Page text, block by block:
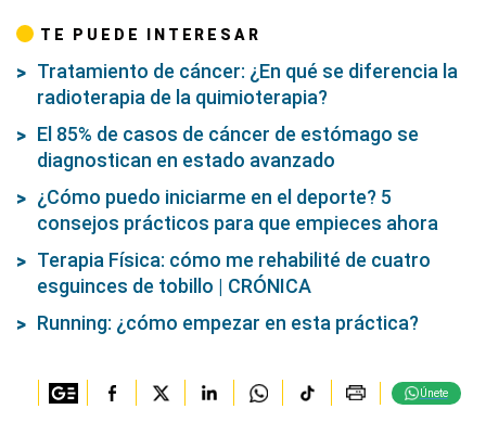
TE PUEDE INTERESAR
Tratamiento de cáncer: ¿En qué se diferencia la
radioterapia de la quimioterapia?
El 85% de casos de cáncer de estómago se
diagnostican en estado avanzado
¿Cómo puedo iniciarme en el deporte? 5
consejos prácticos para que empieces ahora
Terapia Física: cómo me rehabilité de cuatro
esguinces de tobillo | CRÓNICA
Running: ¿cómo empezar en esta práctica?
Únete